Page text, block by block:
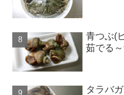
青つぶ(
茹でる
タラバ